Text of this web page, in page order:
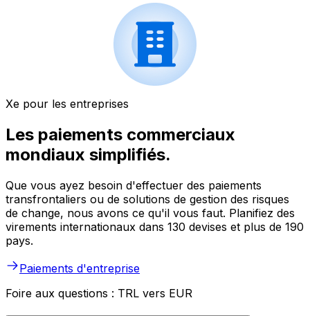
Xe pour les entreprises
Les paiements commerciaux
mondiaux simplifiés.
Que vous ayez besoin d'effectuer des paiements
transfrontaliers ou de solutions de gestion des risques
de change, nous avons ce qu'il vous faut. Planifiez des
virements internationaux dans 130 devises et plus de 190
pays.
Paiements d'entreprise
Foire aux questions : TRL vers EUR